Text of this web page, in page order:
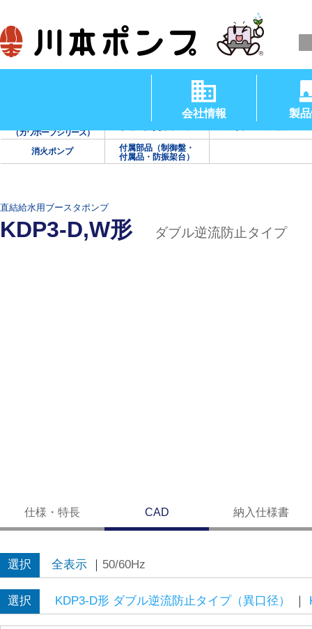
会社情報 製
（温水用水中ポンプ）
（カワホープシリーズ）
消火ポンプ
付属部品（制御盤・
付属品・防振架台）
直結給水用ブースタポンプ
KDP3-D,W形 ダブル逆流防止タイプ
仕様・特長 CAD 納入仕様書
選択 全表示｜ 50/60Hz
選択 KDP3-D形 ダブル逆流防止タイプ（異口径）